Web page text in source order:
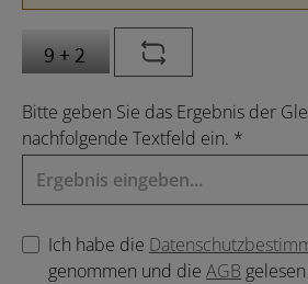
Bitte geben Sie das Ergebnis der
nachfolgende Textfeld ein. *
Ich habe die
genommen und die AGB